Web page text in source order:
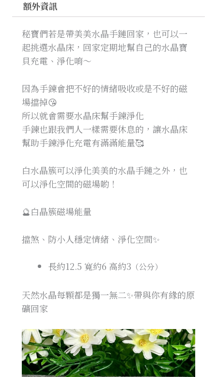
額外資訊
秘寶們若是帶美美水晶手鏈回家，也可以一
起挑選水晶床，回家定期地幫自己的水晶寶
貝充電、淨化唷～
因為手鍊會把不好的情緒吸收或是不好的磁
場擋掉😘
所以就會需要水晶床幫手鍊淨化
手鍊也跟我們人一樣需要休息的，讓水晶床
幫助手鍊淨化充電有滿滿能量🥰
白水晶簇可以淨化美美的水晶手鏈之外，也
可以淨化空間的磁場喲！
🔮白晶簇磁場能量
擋煞、防小人穩定情緒、淨化空間✨
長約12.5 寬約6 高約3 （公分）
天然水晶每顆都是獨一無二✨帶與你有緣的原
礦回家